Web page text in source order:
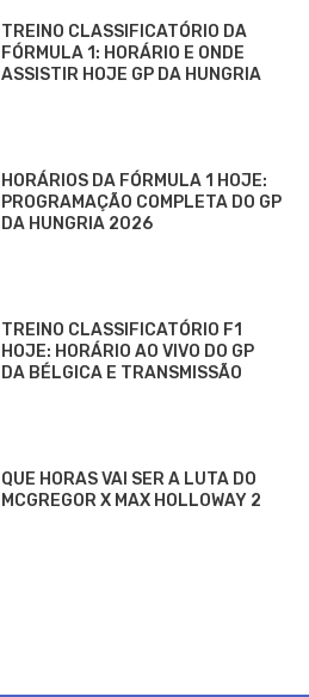
TREINO CLASSIFICATÓRIO DA
FÓRMULA 1: HORÁRIO E ONDE
ASSISTIR HOJE GP DA HUNGRIA
HORÁRIOS DA FÓRMULA 1 HOJE:
PROGRAMAÇÃO COMPLETA DO GP
DA HUNGRIA 2026
TREINO CLASSIFICATÓRIO F1
HOJE: HORÁRIO AO VIVO DO GP
DA BÉLGICA E TRANSMISSÃO
QUE HORAS VAI SER A LUTA DO
MCGREGOR X MAX HOLLOWAY 2